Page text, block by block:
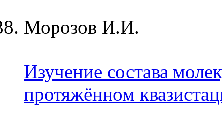
Морозов И.И.
Изучение состава
протяжённом